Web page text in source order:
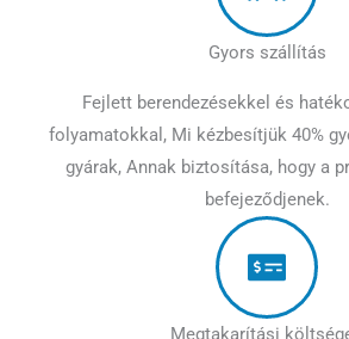
Gyors szállítás
Fejlett berendezésekkel és
folyamatokkal, Mi kézbesítjük 40%
gyárak, Annak biztosítása, hogy a
befejeződjenek.
Megtakarítási